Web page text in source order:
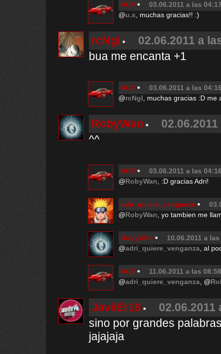
ACV
03.06.2011 a las
@u.s , muchas gracias!! :)
rcNgl
02.06.2011 a
bua me encanta +1
ACV
03.06.2011 a las
@rcNgl , muchas gracias :D
RobyWan
^^
ACV
03.06.2011 a las
@RobyWan , :D gracias Adri!
adri_quiere_venganza
@RobyWan , yo tambien me
RobyWan
10.06.2011 a
@adri_quiere_venganza , al
ACV
11.06.2011 a las 08:58
@adri_quiere_venganza , @
JaviiEr18
02.06.2011
sino por grandes
jajajaja